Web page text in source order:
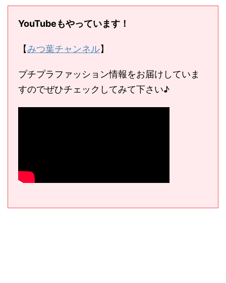
YouTubeもやっています！
【みつ葉チャンネル】
プチプラファッション情報をお届けしていま
すのでぜひチェックしてみて下さい♪